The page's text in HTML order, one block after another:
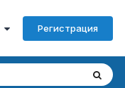
Регистрация